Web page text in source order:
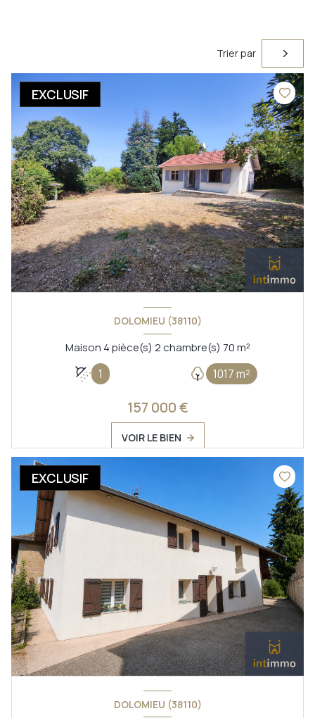
Trier par
EXCLUSIF
DOLOMIEU (38110)
Maison 4 pièce(s) 2 chambre(s) 70 m²
1 1017 m²
157 000 €
VOIR LE BIEN
EXCLUSIF
DOLOMIEU (38110)